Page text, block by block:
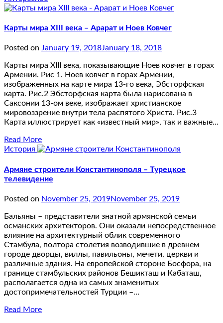
Карты мира XIII века – Арарат и Ноев Ковчег
Posted on January 19, 2018January 18, 2018
Карты мира XIII века, показывающие Ноев ковчег в горах
Армении. Рис 1. Ноев ковчег в горах Армении,
изображенных на карте мира 13-го века, Эбсторфская
карта. Рис.2 Эбсторфская карта была нарисована в
Саксонии 13-ом веке, изображает христианское
мировоззрение внутри тела распятого Христа. Рис.3
Карта иллюстрирует как «известный мир», так и важные…
Read More
История
Армяне строители Константинополя – Турецкое
телевидение
Posted on November 25, 2019November 25, 2019
Бальяны – представители знатной армянской семьи
османских архитекторов. Они оказали непосредственное
влияние на архитектурный облик современного
Стамбула, полтора столетия возводившие в древнем
городе дворцы, виллы, павильоны, мечети, церкви и
различные здания. На европейской стороне Босфора, на
границе стамбульских районов Бешикташ и Кабаташ,
располагается одна из самых знаменитых
достопримечательностей Турции –…
Read More